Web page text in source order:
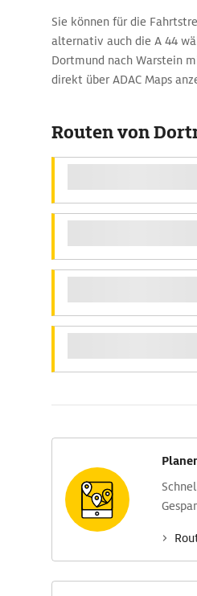
Sie können für die
alternativ auch die A 44
Dortmund nach Warstein
direkt über ADAC Maps
Routen von